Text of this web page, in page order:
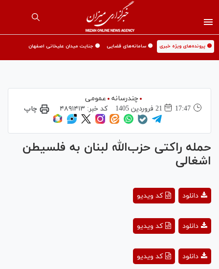
🟡 پرونده‌های ویژه خبری 🟡 سامانه‌های قضایی 🟡 جنایت میدان علیخانی اصفهان
چندرسانه
عمومی
17:47
21 فروردين 1405 کد خبر: ۴۸۹۱۴۱۳ چاپ
حمله راکتی حزب‌الله لبنان به فلسیطن
اشغالی
Playکد ویدیو دانلود
Playکد ویدیو دانلود
Playکد ویدیو دانلود